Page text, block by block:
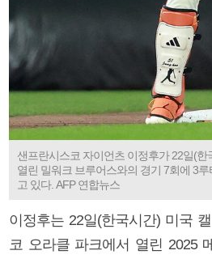
샌프란시스코 자이언츠 이정후가 22일(
열린 밀워크 브루어스와의 경기 7회에 3
고 있다. AFP 연합뉴스
이정후는 22일(한국시간) 미국
코 오라클 파크에서 열린 2025